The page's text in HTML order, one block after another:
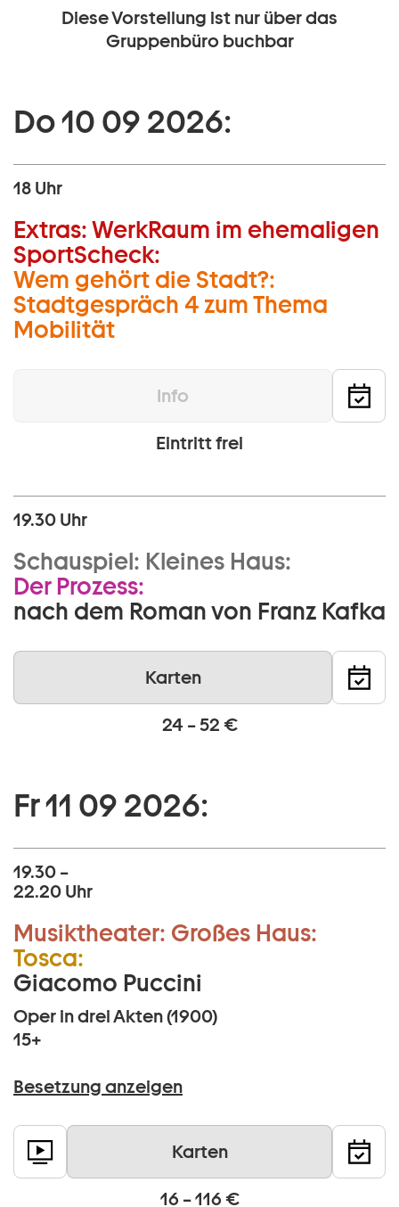
Diese Vorstellung ist nur über das
Gruppenbüro buchbar
Do 10 09 2026:
18 Uhr
Extras:WerkRaum im ehemaligen
SportScheck:
Wem gehört die Stadt?:
Stadtgespräch 4 zum Thema
Mobilität
Info
Eintritt frei
19.30 Uhr
Schauspiel: Kleines Haus:
Der Prozess:
nach dem Roman von Franz Kafka
Karten
24 – 52 €
Fr 11 09 2026:
19.30 –
22.20 Uhr
Musiktheater: Großes Haus:
Tosca:
Giacomo Puccini
Oper in drei Akten (1900)
15+
Besetzung anzeigen
Karten
16 – 116 €